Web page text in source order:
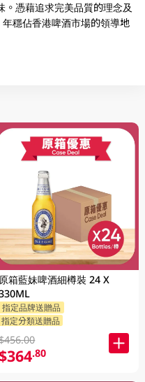
憑藉追求完美品質的理念及
穩佔香港啤酒市場的領導地
原箱藍妹啤酒細樽裝 24 X
指定品牌送贈品
指定分類送贈品
$364.80